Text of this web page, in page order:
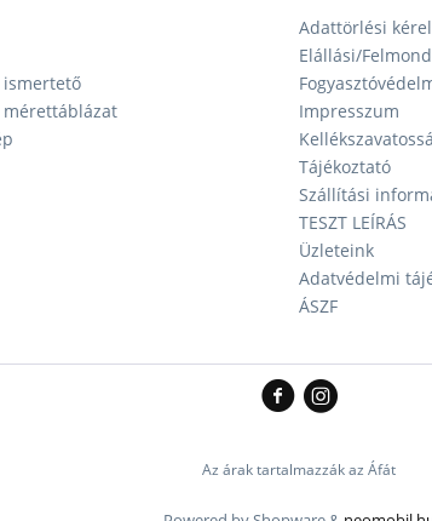
Adattörlési
Elállási/
Impresszum
Tájékoztató
Szállítási
TESZT LEÍRÁS
Üzleteink
Adatvédelmi
ÁSZF
Az árak tartalmazzák az Áfát